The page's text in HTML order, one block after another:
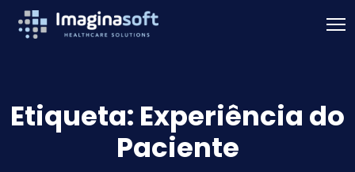
Etiqueta: Experiência do
Paciente